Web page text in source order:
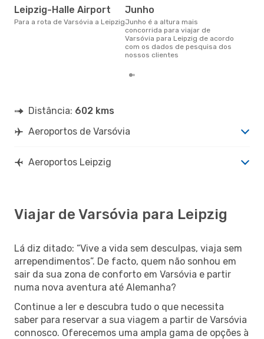
Leipzig-Halle Airport
Para a rota de Varsóvia a Leipzig
junho
junho é a altura mais
concorrida para viajar de
Varsóvia para Leipzig de acordo
com os dados de pesquisa dos
nossos clientes
Distância: 602 kms
Aeroportos de Varsóvia
Aeroportos Leipzig
Viajar de Varsóvia para Leipzig
Lá diz ditado: “Vive a vida sem desculpas, viaja sem
arrependimentos”. De facto, quem não sonhou em
sair da sua zona de conforto em Varsóvia e partir
numa nova aventura até Alemanha?
Continue a ler e descubra tudo o que necessita
saber para reservar a sua viagem a partir de Varsóvia
connosco. Oferecemos uma ampla gama de opções à